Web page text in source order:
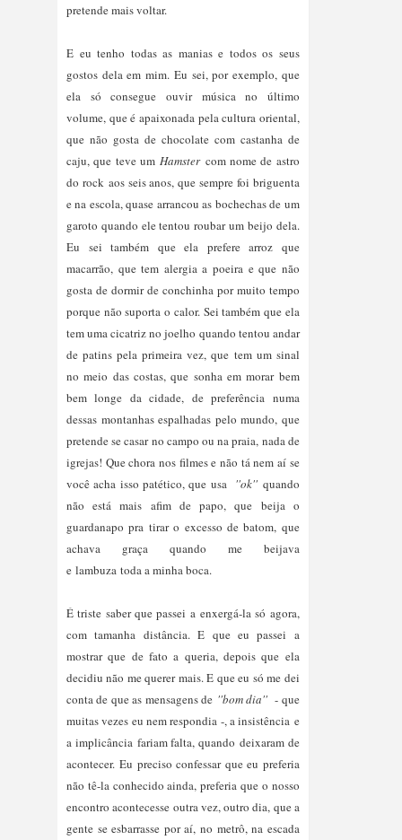
pretende mais voltar.
E eu tenho todas as manias e todos os seus
gostos dela em mim. Eu sei, por exemplo, que
ela só consegue ouvir música no último
volume, que é apaixonada pela cultura oriental,
que não gosta de chocolate com castanha de
caju, que teve um Hamstercom nome de astro
do rock aos seis anos, que sempre foi briguenta
e na escola, quase arrancou as bochechas de um
garoto quando ele tentou roubar um beijo dela.
Eu sei também que ela prefere arroz que
macarrão, que tem alergia a poeira e que não
gosta de dormir de conchinha por muito tempo
porque não suporta o calor. Sei também que ela
tem uma cicatriz no joelho quando tentou andar
de patins pela primeira vez, que tem um sinal
no meio das costas, que sonha em morar bem
bem longe da cidade, de preferência numa
dessas montanhas espalhadas pelo mundo, que
pretende se casar no campo ou na praia, nada de
igrejas! Que chora nos filmes e não tá nem aí se
você acha isso patético, que usa ''ok'' quando
não está mais afim de papo, que beija o
guardanapo pra tirar o excesso de batom, que
achava graça quando me beijava
e lambuza toda a minha boca.
É triste saber que passei a enxergá-la só agora,
com tamanha distância. E que eu passei a
mostrar que de fato a queria, depois que ela
decidiu não me querer mais. E que eu só me dei
conta de que as mensagens de ''bom dia'' - que
muitas vezes eu nem respondia -, a insistência e
a implicânciafariam falta, quando deixaram de
acontecer.Eu preciso confessar que eu preferia
não tê-la conhecido ainda, preferia que o nosso
encontro acontecesse outra vez, outro dia, que a
gente se esbarrasse por aí, no metrô, na escada